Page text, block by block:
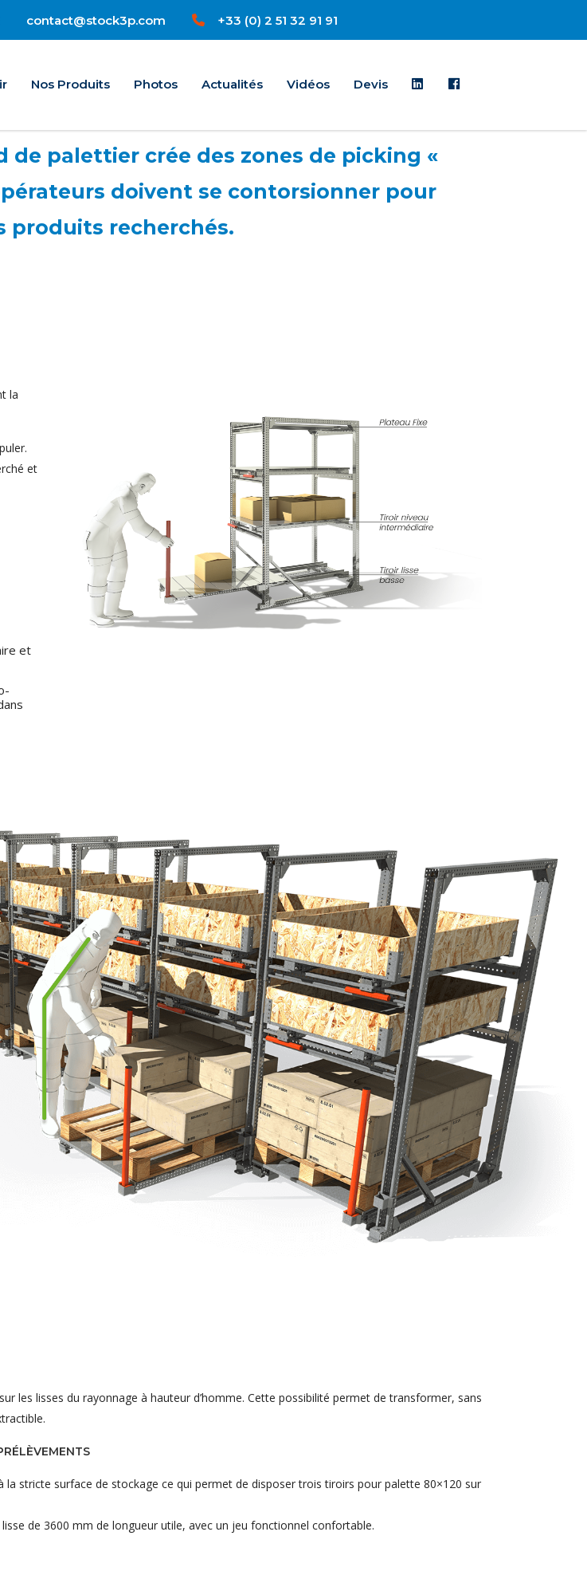
contact@stock3p.com +33 (0) 2 51 32 91 91
Nos Produits Photos Actualités Vidéos Devis Linkedin
de palettier crée des zones de picking «
doivent se contorsionner pour
produits recherchés.
la
et
et
les lisses du rayonnage à hauteur d’homme. Cette possibilité permet de transformer, sans
stricte surface de stockage ce qui permet de disposer trois tiroirs pour palette 80×120 sur
de 3600 mm de longueur utile, avec un jeu fonctionnel confortable.